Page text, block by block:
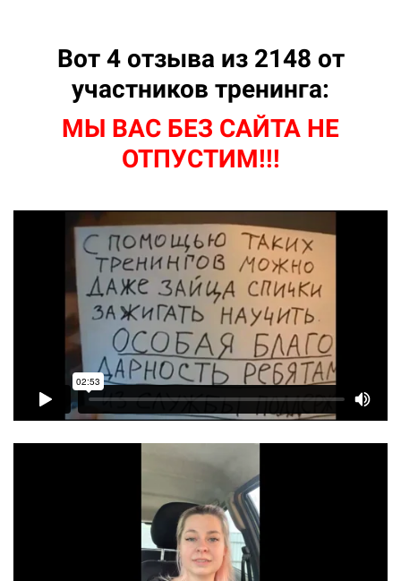
Вот 4 отзыва из 2148 от
участников тренинга:
МЫ ВАС БЕЗ САЙТА НЕ
ОТПУСТИМ!!!